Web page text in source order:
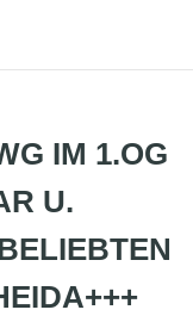
IM 1.OG
U.